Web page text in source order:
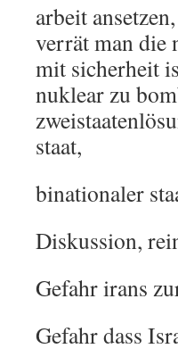
arbeit
verrät man die
mit sicherheit
nuklear zu
staat,
binationaler
Diskussion,
Gefahr irans
Gefahr dass